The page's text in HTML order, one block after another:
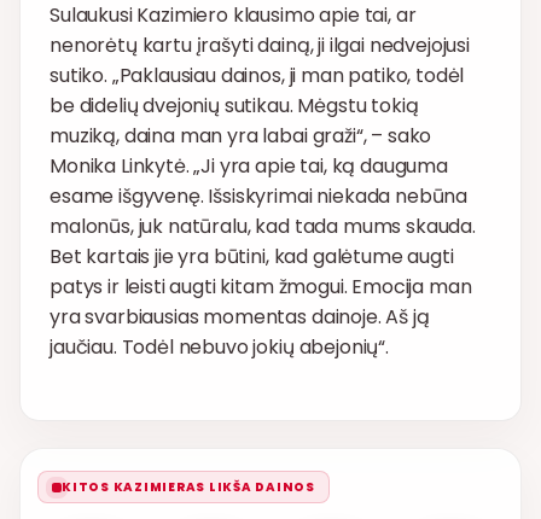
Sulaukusi Kazimiero klausimo apie tai, ar
nenorėtų kartu įrašyti dainą, ji ilgai nedvejojusi
sutiko. „Paklausiau dainos, ji man patiko, todėl
be didelių dvejonių sutikau. Mėgstu tokią
muziką, daina man yra labai graži“, – sako
Monika Linkytė. „Ji yra apie tai, ką dauguma
esame išgyvenę. Išsiskyrimai niekada nebūna
malonūs, juk natūralu, kad tada mums skauda.
Bet kartais jie yra būtini, kad galėtume augti
patys ir leisti augti kitam žmogui. Emocija man
yra svarbiausias momentas dainoje. Aš ją
jaučiau. Todėl nebuvo jokių abejonių“.
KITOS KAZIMIERAS LIKŠA DAINOS